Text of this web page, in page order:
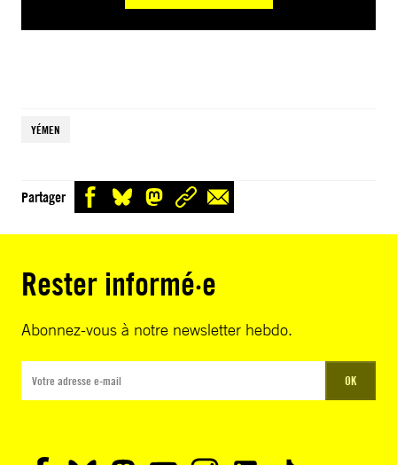
YÉMEN
Partager
Rester informé·e
Abonnez-vous à notre newsletter hebdo.
OK